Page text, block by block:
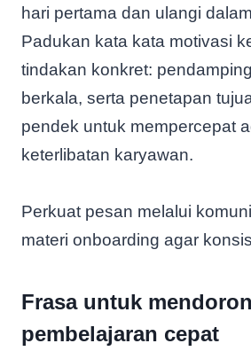
hari pertama dan ulangi
Padukan kata kata motivasi
tindakan konkret:
berkala, serta penetapan
pendek untuk mempercepat
keterlibatan karyawan.
Perkuat pesan melalui
materi onboarding agar
Frasa untuk
pembelajaran cepat